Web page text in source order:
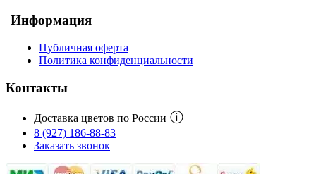
Информация
Публичная оферта
Политика конфиденциальности
Контакты
Доставка цветов по России ⓘ
8 (927) 186-88-83
Заказать звонок